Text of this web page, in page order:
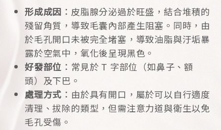
形成成因 ：皮脂腺分泌過於旺盛，結合堆積的
殘留角質，導致毛囊內部產生阻塞。同時，由
於毛孔開口未被完全堵塞，導致油脂與汙垢暴
露於空氣中，氧化後呈現黑色。
好發部位 ：常見於 T 字部位（如鼻子、額
頭）及下巴。
處理方式 ：由於具有開口，屬於可以自行適度
清理、拔除的類型，但需注意力道與衛生以免
毛孔受傷。